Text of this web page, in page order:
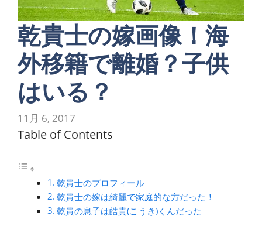
乾貴士の嫁画像！海
外移籍で離婚？子供
はいる？
11月 6, 2017
Table of Contents
乾貴士のプロフィール
乾貴士の嫁は綺麗で家庭的な方だった！
乾貴の息子は皓貴(こうき)くんだった